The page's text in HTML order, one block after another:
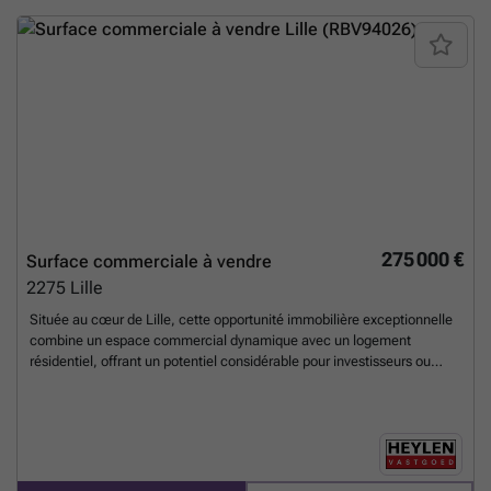
275 000 €
Surface commerciale à vendre
2275 Lille
Située au cœur de Lille, cette opportunité immobilière exceptionnelle
combine un espace commercial dynamique avec un logement
résidentiel, offrant un potentiel considérable pour investisseurs ou
deux facades et sa configuration ingénieuse. Avec une superficie
totale de 392 m², il comprend un rez-de-chaussée dédié à une activité
commerciale florissante, actuellement exploité comme pizzeria, ainsi